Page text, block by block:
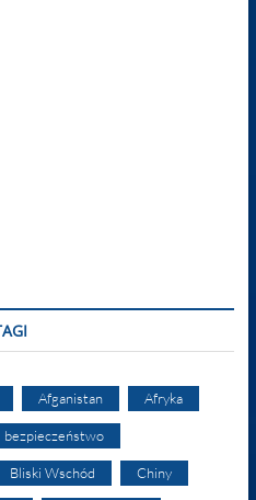
Afganistan Afryka
bezpieczeństwo
Bliski Wschód Chiny